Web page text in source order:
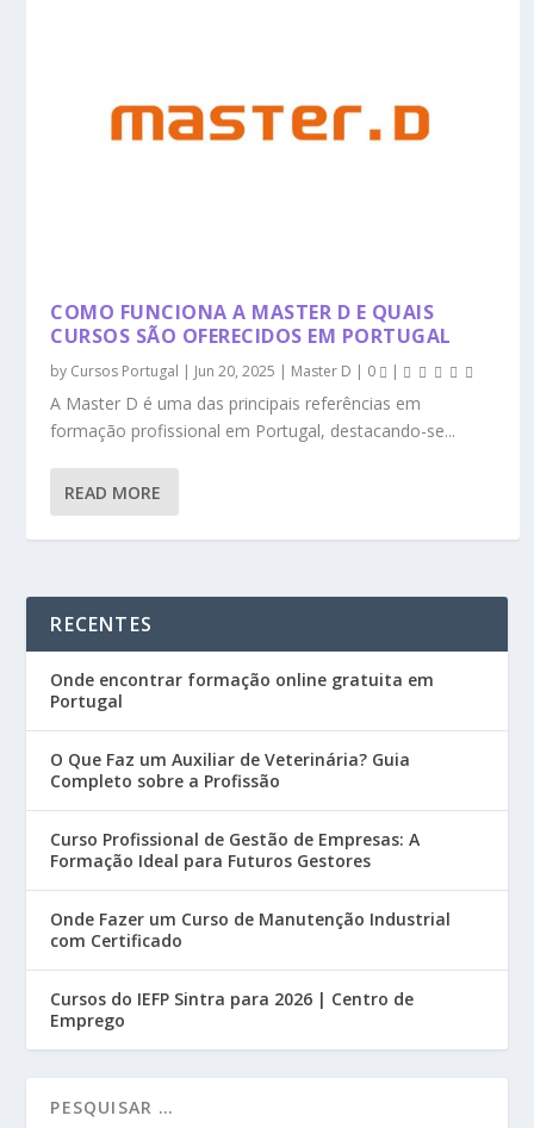
COMO FUNCIONA A MASTER D E QUAIS
CURSOS SÃO OFERECIDOS EM PORTUGAL
by Cursos Portugal | Jun 20, 2025 | Master D | 0 |
A Master D é uma das principais referências em
formação profissional em Portugal, destacando-se...
READ MORE
RECENTES
Onde encontrar formação online gratuita em
Portugal
O Que Faz um Auxiliar de Veterinária? Guia
Completo sobre a Profissão
Curso Profissional de Gestão de Empresas: A
Formação Ideal para Futuros Gestores
Onde Fazer um Curso de Manutenção Industrial
com Certificado
Cursos do IEFP Sintra para 2026 | Centro de
Emprego